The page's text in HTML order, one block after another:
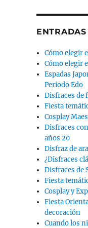
Cómo elegir
Cómo elegir
Espadas
Periodo Edo
Disfraces de
Fiesta
Cosplay
Disfraces
años 20
Disfraz de
¿Disfraces
Disfraces de
Fiesta
Cosplay y
Fiesta
decoración
Cuando los